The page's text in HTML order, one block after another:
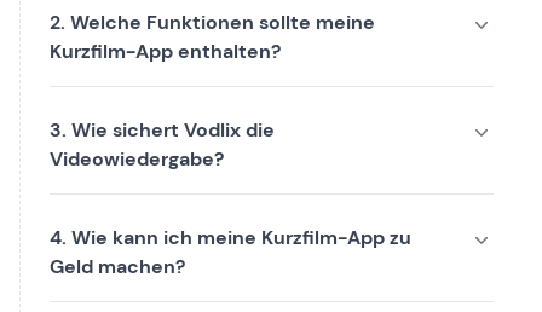
2. Welche Funktionen sollte meine
Kurzfilm-App enthalten?
3. Wie sichert Vodlix die
Videowiedergabe?
4. Wie kann ich meine Kurzfilm-App zu
Geld machen?